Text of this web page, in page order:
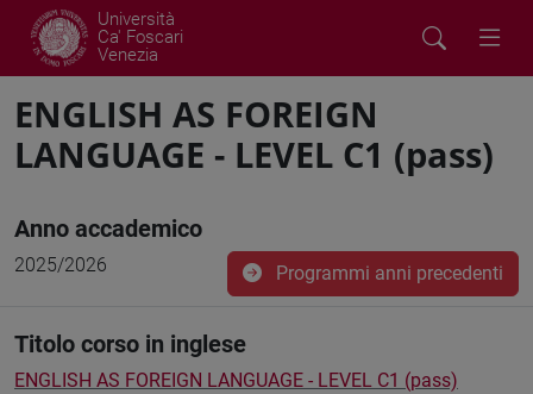
Università
Ca' Foscari
Venezia
ENGLISH AS FOREIGN
LANGUAGE - LEVEL C1 (pass)
Anno accademico
2025/2026 Programmi anni precedenti
Titolo corso in inglese
ENGLISH AS FOREIGN LANGUAGE - LEVEL C1 (pass)